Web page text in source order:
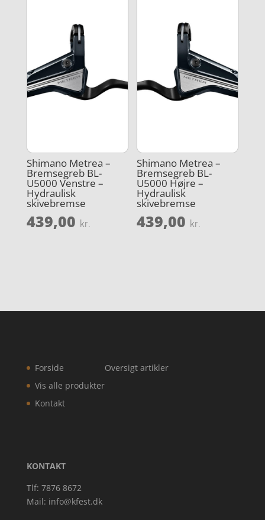
Shimano Metrea –
Bremsegreb BL-
U5000 Venstre –
Hydraulisk
skivebremse
439,00 kr.
Shimano Metrea –
Bremsegreb BL-
U5000 Højre –
Hydraulisk
skivebremse
439,00 kr.
Forside
Vis alle produkter
Kontakt
Oversigt artikler
KONTAKT
Tlf: 7876 8672
Mail: info@kfest.dk